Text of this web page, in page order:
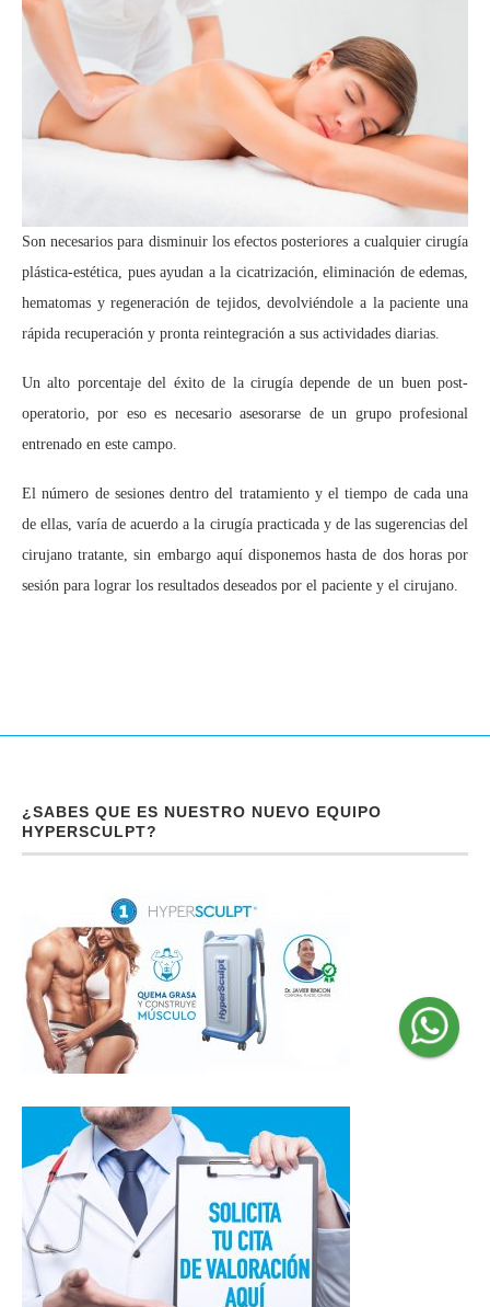
Son necesarios para disminuir los efectos posteriores a cualquier cirugía
plástica-estética, pues ayudan a la cicatrización, eliminación de edemas,
hematomas y regeneración de tejidos, devolviéndole a la paciente una
rápida recuperación y pronta reintegración a sus actividades diarias.
Un alto porcentaje del éxito de la cirugía depende de un buen post-
operatorio, por eso es necesario asesorarse de un grupo profesional
entrenado en este campo.
El número de sesiones dentro del tratamiento y el tiempo de cada una
de ellas, varía de acuerdo a la cirugía practicada y de las sugerencias del
cirujano tratante, sin embargo aquí disponemos hasta de dos horas por
sesión para lograr los resultados deseados por el paciente y el cirujano.
¿SABES QUE ES NUESTRO NUEVO EQUIPO
HYPERSCULPT?